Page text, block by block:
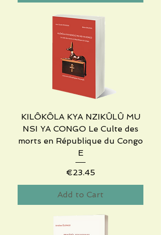
KILÔKÔLA KYA NZIKÛLÛ MU
NSI YA CONGO Le Culte des
morts en République du Congo
E
Price
€23.45
Add to Cart